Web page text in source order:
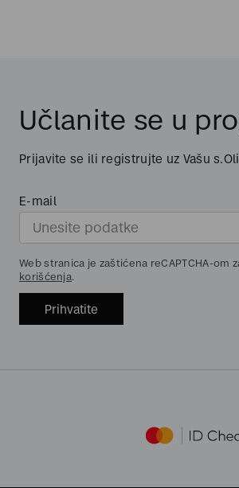
Učlanite se u
Prijavite se ili registrujte uz Vašu
E-mail
Web stranica je zaštićena reCAPTCHA-om
korišćenja.
Prihvatite